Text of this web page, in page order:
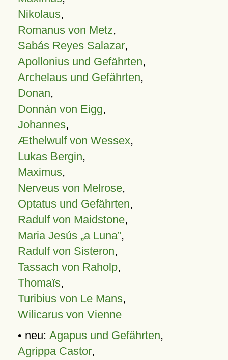
Nikolaus,
Romanus von Metz,
Sabás Reyes Salazar,
Apollonius und Gefährten,
Archelaus und Gefährten,
Donan,
Donnán von Eigg,
Johannes,
Æthelwulf von Wessex,
Lukas Bergin,
Maximus,
Nerveus von Melrose,
Optatus und Gefährten,
Radulf von Maidstone,
Maria Jesús „a Luna”,
Radulf von Sisteron,
Tassach von Raholp,
Thomaïs,
Turibius von Le Mans,
Wilicarus von Vienne
• neu: Agapus und Gefährten,
Agrippa Castor,